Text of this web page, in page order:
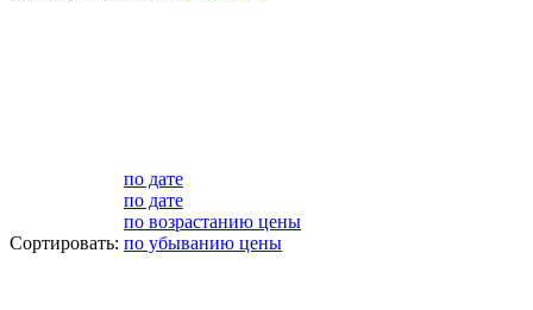
Сортировать:
по дате
по дате
по возрастанию цены
по убыванию цены